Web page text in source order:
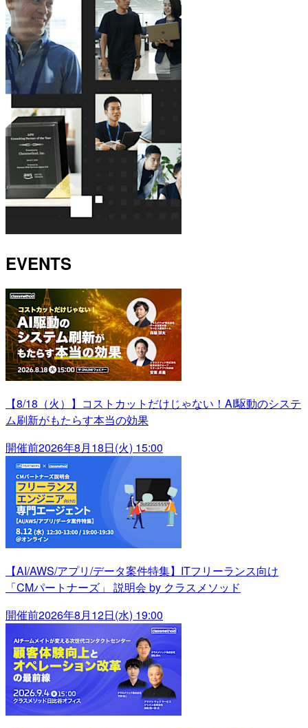
EVENTS
【8/18（火）】コストカットだけじゃない！AI駆動のシステ
ム刷新がもたらす本当の効果
開催前2026年8月18日(火) 15:00
【AI/AWS/アプリ/データ案件特集】ITフリーランス向け
「CMパートナーズ」 説明会 by クラスメソッド
開催前2026年8月12日(水) 19:00